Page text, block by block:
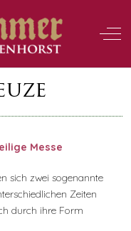
Off-
Messe
sich zwei sogenannte
Zeiten
durch ihre Form